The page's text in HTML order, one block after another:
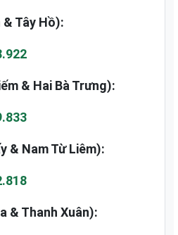
Tây Hồ):
& Hai Bà Trưng):
& Nam Từ Liêm):
& Thanh Xuân):